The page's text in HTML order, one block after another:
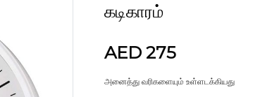
கடிகாரம்
AED 275
அனைத்து வரிகளையும் உள்ளடக்கியது